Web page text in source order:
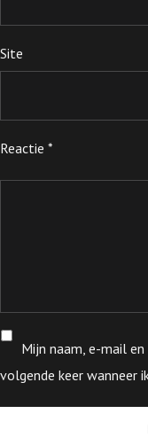
Site
Reactie *
Mijn naam, e-mail
volgende keer wanneer